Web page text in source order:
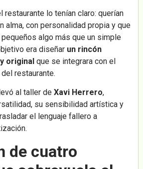
lo tenían claro: querían
alma, con personalidad propia y que
algo más que un simple
era diseñar un rincón
original que se integrara con el
restaurante.
al taller de Xavi Herrero,
su sensibilidad artística y
el lenguaje fallero a
de cuatro